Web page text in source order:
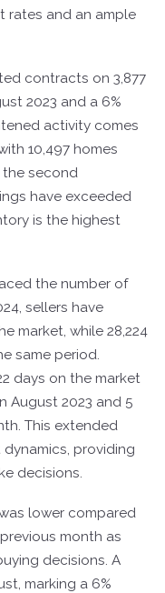
rates and an ample
contracts on 3,877
2023 and a 6%
activity comes
10,497 homes
the second
have exceeded
is the highest
the number of
sellers have
market, while 28,224
same period.
days on the market
August 2023 and 5
This extended
providing
decisions.
lower compared
month as
decisions. A
marking a 6%